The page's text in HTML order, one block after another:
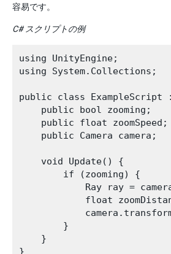
容易です。
C# スクリプトの例
using UnityEngine;
using System.Collections;
public class ExampleScript
    public bool zooming;
    public float zoomSpeed;
    public Camera camera;
    void Update() {
        if (zooming) {
Ray ray =
float
        }
    }